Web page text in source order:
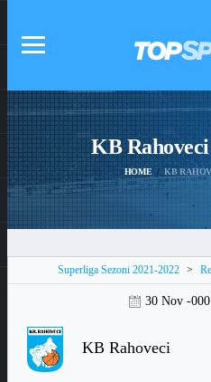
KB
HOME KB
Superliga Sezoni 2021-2022 >
30 Nov -
KB Rahoveci